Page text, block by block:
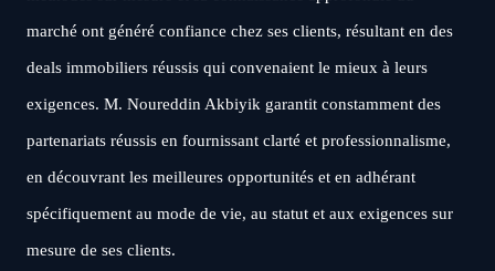
marché ont généré confiance chez ses clients, résultant en des
deals immobiliers réussis qui convenaient le mieux à leurs
exigences. M. Noureddin Akbiyik garantit constamment des
partenariats réussis en fournissant clarté et professionnalisme,
en découvrant les meilleures opportunités et en adhérant
spécifiquement au mode de vie, au statut et aux exigences sur
mesure de ses clients.